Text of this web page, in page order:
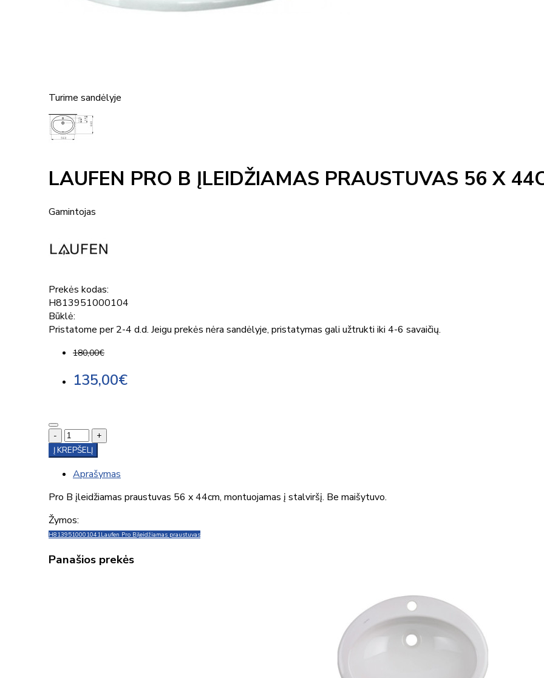
Turime sandėlyje
LAUFEN PRO B ĮLEIDŽIAMAS PRAUSTUVAS 56 X
Gamintojas
Prekės kodas:
H813951000104
Būklė:
Pristatome per 2-4 d.d. Jeigu prekės nėra sandėlyje, pristatymas gali užtrukti iki 4-6 savaičių.
180,00€
135,00€
-
+
Į KREPŠELĮ
Aprašymas
Pro B įleidžiamas praustuvas 56 x 44cm, montuojamas į stalviršį. Be maišytuvo.
Žymos:
H8139510001041Laufen Pro Bįleidžiamas praustuvas
Panašios prekės